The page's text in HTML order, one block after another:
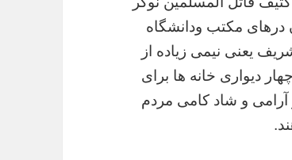
درهای مکتب ودانشگاه
یعنی نیمی زیاده از
دیواری خانه ها برای
آرامی و شاد کامی مردم